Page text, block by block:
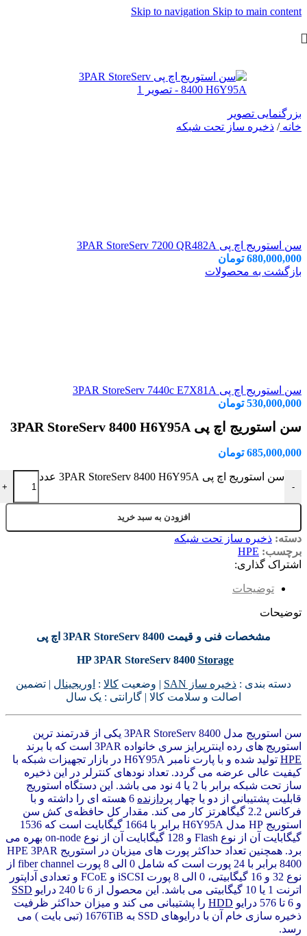
Skip to navigation Skip to main content
بزرگنمایی تصویر
خانه/ ذخیره ساز تحت شبکه
سن استوریج اچ پی 3PAR StoreServ 7200 QR482A
680,000,000 تومان
بازگشت به محصولات
سن استوریج اچ پی 3PAR StoreServ 7440c E7X81A
530,000,000 تومان
سن استوریج اچ پی 3PAR StoreServ 8400 H6Y95A
685,000,000 تومان
-
سن استوریج اچ پی 3PAR StoreServ 8400 H6Y95A عدد
+
افزودن به سبد خرید
دسته: ذخیره ساز تحت شبکه
برچسب: HPE
اشتراک گذاری:
توضیحات
توضیحات
مشخصات فنی و قیمت 3PAR StoreServ 8400 اچ پی
HP 3PAR StoreServ 8400 Storage
دسته بندی : ذخیره ساز SAN | وضعیت کالا : اوریجینال | تضمین
اصالت و سلامت کالا | گارانتی : یک سال
سن استوریج مدل 3PAR StoreServ 8400 یکی از قدرتمند ترین
استوریج های رده اینترپرایز سری خانواده 3PAR است که با برند
HPE
تولید شده و با پارت نامبر H6Y95A در بازار تجهیزات شبکه با
کیفیت عالی عرضه می گردد. تعداد نودهای کنترلر در این ذخیره
ساز تحت شبکه برابر با 2 یا 4 نود می باشد. این دستگاه استوریج
قابلیت پشتیبانی از دو یا چهار پردازنده
6 هسته ای را داشته و با
فرکانس 2.2 گیگاهرتز کار می کند. مقدار کل حافظه‌ی کش سن
استوریج HP مدل H6Y95A برابر با 1664 گیگابایت است که 1536
گیگابایت آن از نوع Flash و 128 گیگابایت آن از نوع on-node بهره می
برد. همچنین تعداد حداکثر پورت ‌های میزبان در استوریج HPE 3PAR
8400 برابر با 24 پورت است که شامل 0 الی 8 پورت fiber channel از
نوع 32 و 16 گیگابیتی، 0 الی 8 پورت iSCSI و FCoE و تعدادی آداپتور
اترنت 1 یا 10 گیگابیتی می باشد. این محصول از 6 تا 240 درایو
SSD
و 6 تا 576 درایو
HDD را پشتیبانی می کند و میزان حداکثر ظرفیت
ذخیره‌ سازی خام آن با درایوهای SSD به 1676TiB (تبی ‌بایت ) می
رسد.